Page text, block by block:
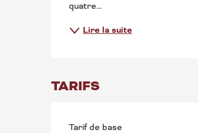
quatre...
Lire la suite
TARIFS
Tarif de base